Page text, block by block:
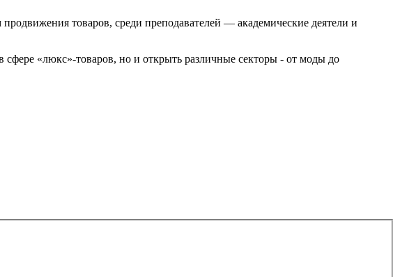
товаров, среди преподавателей — академические деятели и
«люкс»-товаров, но и открыть различные секторы - от моды до